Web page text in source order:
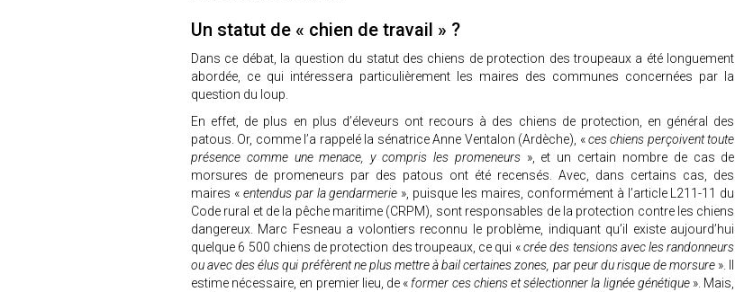
Un statut de « chien de travail » ?
Dans ce débat, la question du statut des chiens de protection des troupeaux a été longuement
abordée, ce qui intéressera particulièrement les maires des communes concernées par la
question du loup.
En effet, de plus en plus d’éleveurs ont recours à des chiens de protection, en général des
patous. Or, comme l’a rappelé la sénatrice Anne Ventalon (Ardèche), «ces chiens perçoivent toute
présence comme une menace, y compris les promeneurs », et un certain nombre de cas de
morsures de promeneurs par des patous ont été recensés. Avec, dans certains cas, des
maires «entendus par la gendarmerie », puisque les maires, conformément à l’article L211-11 du
Code rural et de la pêche maritime (CRPM), sont responsables de la protection contre les chiens
dangereux. Marc Fesneau a volontiers reconnu le problème, indiquant qu’il existe aujourd’hui
quelque 6 500 chiens de protection des troupeaux, ce qui «crée des tensions avec les randonneurs
ou avec des élus qui préfèrent ne plus mettre à bail certaines zones, par peur du risque de morsure ». Il
estime nécessaire, en premier lieu, de « former ces chiens et sélectionner la lignée génétique». Mais,